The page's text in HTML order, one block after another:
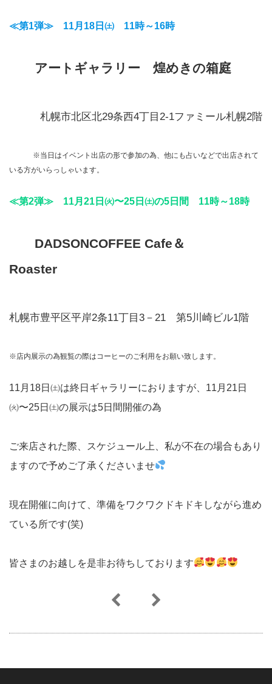
≪第1弾≫ 11月18日㈯ 11時～16時
アートギャラリー 煌めきの箱庭
札幌市北区北29条西4丁目2-1ファミール札幌2階
※当日はイベント出店の形で参加の為、他にも占いなどで出店されて
いる方がいらっしゃいます。
≪第2弾≫ 11月21日㈫〜25日㈯の5日間 11時～18時
DADSONCOFFEE Cafe＆
Roaster
札幌市豊平区平岸2条11丁目3－21 第5川崎ビル1階
※店内展示の為観覧の際はコーヒーのご利用をお願い致します。
11月18日㈯は終日ギャラリーにおりますが、11月21日
㈫〜25日㈯の展示は5日間開催の為
ご来店された際、スケジュール上、私が不在の場合もあり
ますので予めご了承くださいませ
現在開催に向けて、準備をワクワクドキドキしながら進め
ている所です(笑)
皆さまのお越しを是非お待ちしております